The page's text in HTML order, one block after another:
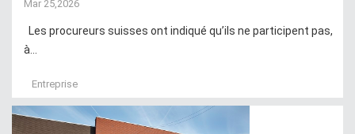
Mar 25,2026
Les procureurs suisses ont indiqué qu’ils ne participent pas,
à...
Entreprise